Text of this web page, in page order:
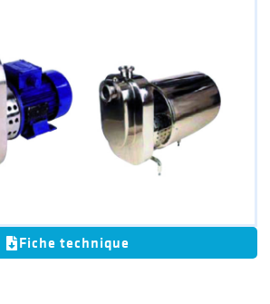
Fiche technique